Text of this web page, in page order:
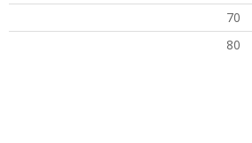
70
80